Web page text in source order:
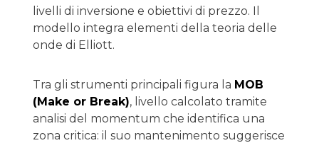
livelli di inversione e obiettivi di prezzo. Il
modello integra elementi della teoria delle
onde di Elliott.
Tra gli strumenti principali figura la MOB
(Make or Break), livello calcolato tramite
analisi del momentum che identifica una
zona critica: il suo mantenimento suggerisce